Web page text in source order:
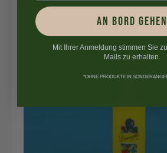
AN BORD GEHEN
Mit Ihrer Anmeldung stimmen Sie
Mails zu erhalten.
*OHNE PRODUKTE IN